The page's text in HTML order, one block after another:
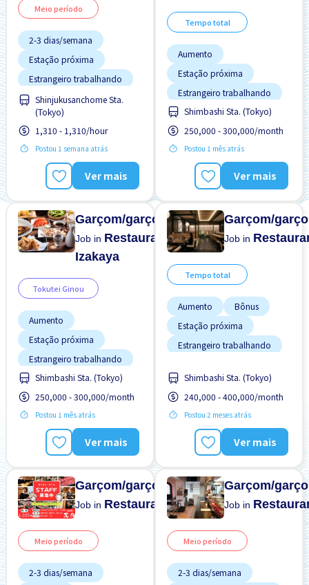
Meio período
2-3 dias/semana
Estação próxima
Estrangeiro trabalhando
Preferência por Homens
Preferência por Mulheres
Preferência por Visto de
Transporte pago
Shinjukusanchome Sta.
(Tokyo)
1,310 - 1,310/hour
Postou 1 semana atrás
Ver mais
Tempo total
Aumento
Estação próxima
Estrangeiro trabalhando
Potêncial para Salário
Alto
Preferência por Homens
Preferência por Mulheres
Refeições Fornecidas
Transporte pago
Turno FDS
Shimbashi Sta. (Tokyo)
250,000 - 300,000/month
Postou 1 mês atrás
Ver mais
Garçom/garçonete
Job in Restaurante/
Izakaya
Tokutei Ginou
Aumento
Estação próxima
Estrangeiro trabalhando
Potêncial para Salário
Alto
Preferência por Homens
Preferência por Mulheres
Refeições Fornecidas
Transporte pago
Turno FDS
Shimbashi Sta. (Tokyo)
250,000 - 300,000/month
Postou 1 mês atrás
Ver mais
Garçom/
Job in
Tempo total
Aumento
Bônus
Estação próxima
Estrangeiro trabalhando
Preferência por Mulheres
Refeições Fornecidas
Turno FDS
Shimbashi Sta. (Tokyo)
240,000 - 400,000/month
Postou 2 meses atrás
Ver mais
Garçom/garçonete
Job in Restaurante
Meio período
2-3 dias/semana
Garçom/
Job in
Meio período
2-3 dias/semana